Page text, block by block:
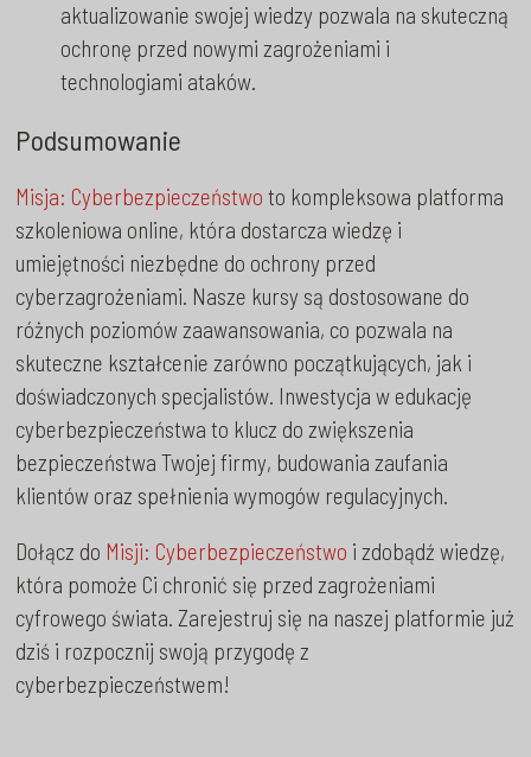
aktualizowanie swojej wiedzy pozwala na skuteczną
ochronę przed nowymi zagrożeniami i
technologiami ataków.
Podsumowanie
Misja: Cyberbezpieczeństwo to kompleksowa platforma
szkoleniowa online, która dostarcza wiedzę i
umiejętności niezbędne do ochrony przed
cyberzagrożeniami. Nasze kursy są dostosowane do
różnych poziomów zaawansowania, co pozwala na
skuteczne kształcenie zarówno początkujących, jak i
doświadczonych specjalistów. Inwestycja w edukację
cyberbezpieczeństwa to klucz do zwiększenia
bezpieczeństwa Twojej firmy, budowania zaufania
klientów oraz spełnienia wymogów regulacyjnych.
Dołącz do Misji: Cyberbezpieczeństwo i zdobądź wiedzę,
która pomoże Ci chronić się przed zagrożeniami
cyfrowego świata. Zarejestruj się na naszej platformie już
dziś i rozpocznij swoją przygodę z
cyberbezpieczeństwem!